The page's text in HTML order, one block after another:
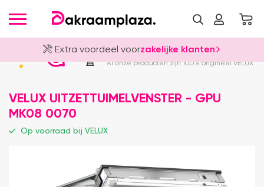
Extra voordeel voorzakelijke klanten
Officieel VELUX Dealer
Al onze producten zijn 100% origineel VELUX
VELUX UITZETTUIMELVENSTER - GPU
MK08 0070
Op voorraad bij VELUX